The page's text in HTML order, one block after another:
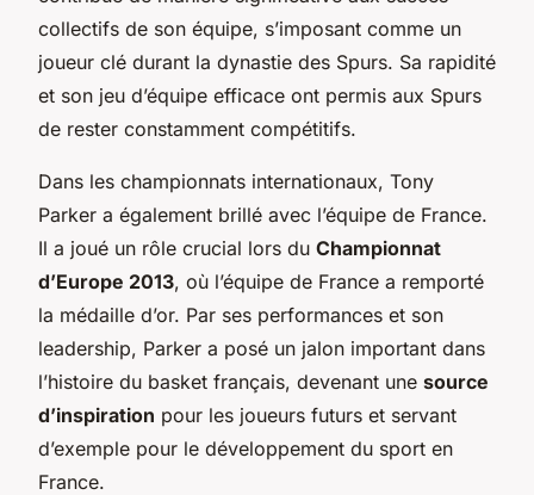
collectifs de son équipe, s’imposant comme un
joueur clé durant la dynastie des Spurs. Sa rapidité
et son jeu d’équipe efficace ont permis aux Spurs
de rester constamment compétitifs.
Dans les championnats internationaux, Tony
Parker a également brillé avec l’équipe de France.
Il a joué un rôle crucial lors du Championnat
d’Europe 2013, où l’équipe de France a remporté
la médaille d’or. Par ses performances et son
leadership, Parker a posé un jalon important dans
l’histoire du basket français, devenant une source
d’inspiration pour les joueurs futurs et servant
d’exemple pour le développement du sport en
France.